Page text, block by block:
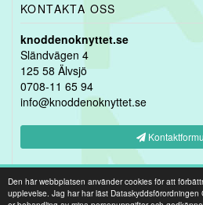
Den här webbplatsen använder cookies för att
upplevelse. Jag har har läst Dataskyddsförordningen
KONTAKTA OSS
knoddenoknyttet.se
Sländvägen 4
125 58 Älvsjö
0708-11 65 94
info@knoddenoknyttet.se
Copyright © 2026